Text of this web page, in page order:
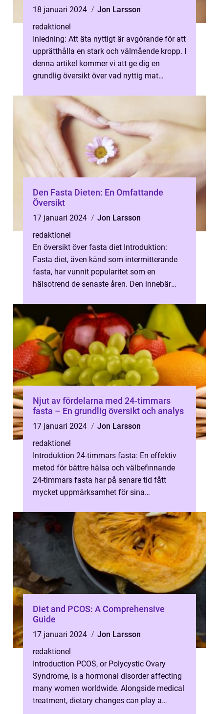
18 januari 2024
Jon Larsson
redaktionel
Inledning: Att äta nyttigt är avgörande för att
upprätthålla en stark och välmående kropp. I
denna artikel kommer vi att ge dig en
grundlig översikt över vad nyttig mat
Den Fasta Dieten: En Omfattande
Översikt
17 januari 2024
Jon Larsson
redaktionel
En översikt över fasta diet Introduktion:
Fasta diet, även känd som intermitterande
fasta, har vunnit popularitet som en
hälsotrend de senaste åren. Den innebär
Njut av fördelarna med 24-timmars
fasta – En grundlig översikt och analys
17 januari 2024
Jon Larsson
redaktionel
Introduktion 24-timmars fasta: En effektiv
metod för bättre hälsa och välbefinnande
24-timmars fasta har på senare tid fått
mycket uppmärksamhet för sina
vik...
Diet and PCOS: A Comprehensive
Guide
17 januari 2024
Jon Larsson
redaktionel
Introduction PCOS, or Polycystic Ovary
Syndrome, is a hormonal disorder affecting
many women worldwide. Alongside medical
treatment, dietary changes can play a